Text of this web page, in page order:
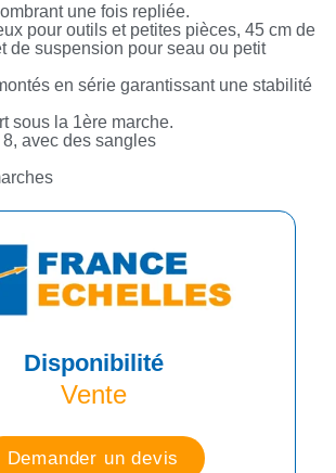
une fois repliée.
pour outils et petites pièces, 45 cm de
de suspension pour seau ou petit
en série garantissant une stabilité
sous la 1ère marche.
avec des sangles
Disponibilité
Vente
Demander un devis